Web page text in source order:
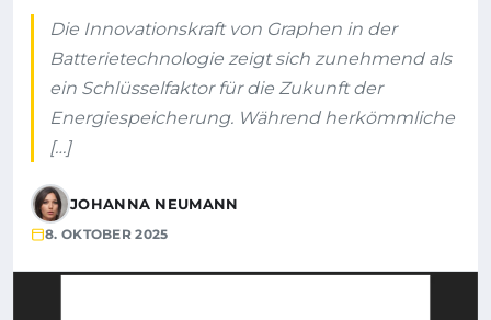
Die Innovationskraft von Graphen in der
Batterietechnologie zeigt sich zunehmend als
ein Schlüsselfaktor für die Zukunft der
Energiespeicherung. Während herkömmliche
[…]
JOHANNA NEUMANN
8. OKTOBER 2025